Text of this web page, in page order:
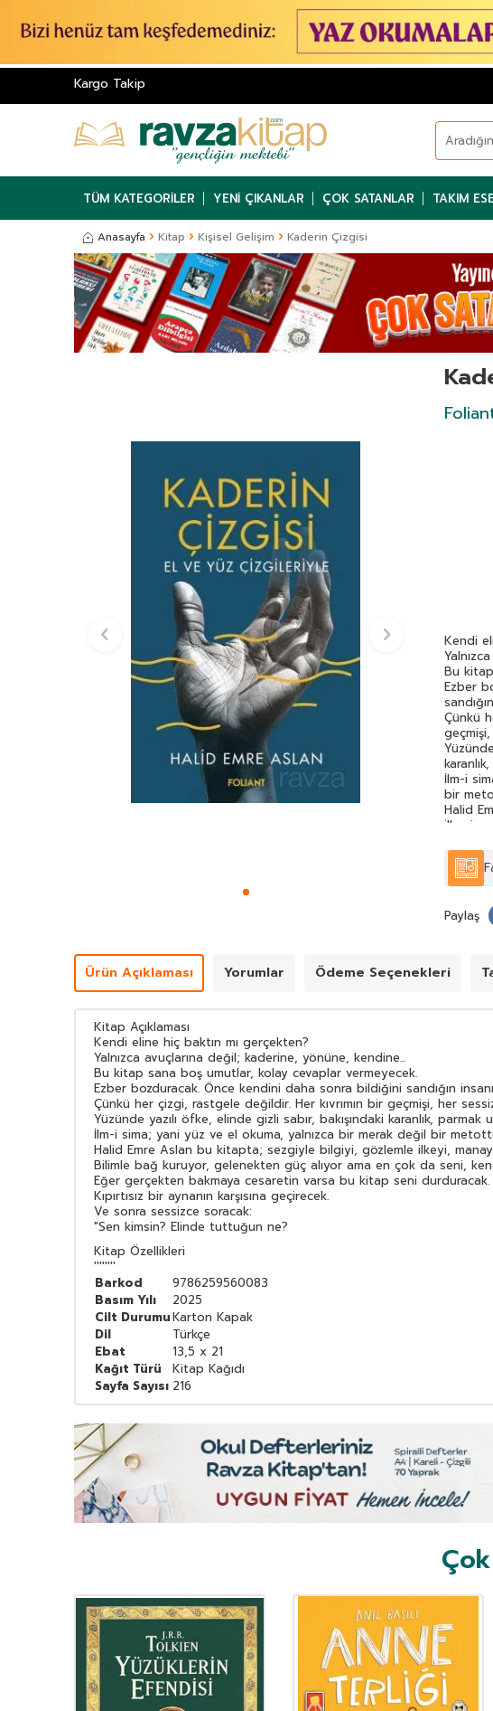
Kargo Takip
TÜM KATEGORILER YENI ÇIKANLAR ÇOK SATANLAR TAKIM
Anasayfa Kitap Kişisel Gelişim Kaderin Çizgisi
Kendi
Bu
Ezber
Çünkü
İlm-i
bir
Halid
ilkeyi,
da
Eğer
Ve
Paylaş
Ürün Açıklaması Yorumlar Ödeme Seçenekleri
Kitap Açıklaması
Kendi eline hiç baktın mı gerçekten?
Yalnızca avuçlarına değil; kaderine, yönüne, kendine...
Bu kitap sana boş umutlar, kolay cevaplar vermeyecek.
Ezber bozduracak. Önce kendini daha sonra bildiğini sandığın
Çünkü her çizgi, rastgele değildir. Her kıvrımın bir geçmişi, her
Yüzünde yazılı öfke, elinde gizli sabır, bakışındaki karanlık, parmak
İlm-i sima; yani yüz ve el okuma, yalnızca bir merak değil bir
Halid Emre Aslan bu kitapta; sezgiyle bilgiyi, gözlemle ilkeyi,
Bilimle bağ kuruyor, gelenekten güç alıyor ama en çok da seni,
Eğer gerçekten bakmaya cesaretin varsa bu kitap seni durduracak.
Kıpırtısız bir aynanın karşısına geçirecek.
Ve sonra sessizce soracak:
"Sen kimsin? Elinde tuttuğun ne?
Kitap Özellikleri
''''''''
Barkod
9786259560083
Basım Yılı
2025
Cilt DurumuKarton Kapak
Dil
Türkçe
Ebat
13,5 x 21
Kağıt Türü
Kitap Kağıdı
Sayfa Sayısı 216